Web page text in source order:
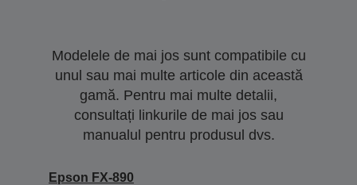
Modelele de mai jos sunt compatibile cu
unul sau mai multe articole din această
gamă. Pentru mai multe detalii,
consultați linkurile de mai jos sau
manualul pentru produsul dvs.
Epson FX-890